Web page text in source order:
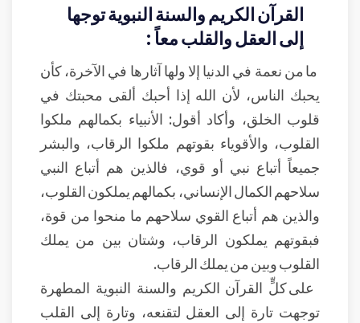
القرآن الكريم والسنة النبوية توجها
إلى العقل والقلب معاً :
ما من نعمة في الدنيا إلا ولها آثارها في الآخرة، كأن
يحبك الناس، لأن الله إذا أحبك ألقى محبتك في
قلوب الخلق، وأكاد أقول: الأنبياء بكمالهم ملكوا
القلوب، والأقوياء بقوتهم ملكوا الرقاب، والبشر
جميعاً أتباع نبي أو قوي، فالذين هم أتباع النبي
سلاحهم الكمال الإنساني، بكمالهم يملكون القلوب،
والذين هم أتباع القوي سلاحهم ما منحوا من قوة،
فبقوتهم يملكون الرقاب، وشتان بين من يملك
القلوب وبين من يملك الرقاب.
على كلٍّ القرآن الكريم والسنة النبوية المطهرة
توجهت تارة إلى العقل لتقنعه، وتارة إلى القلب